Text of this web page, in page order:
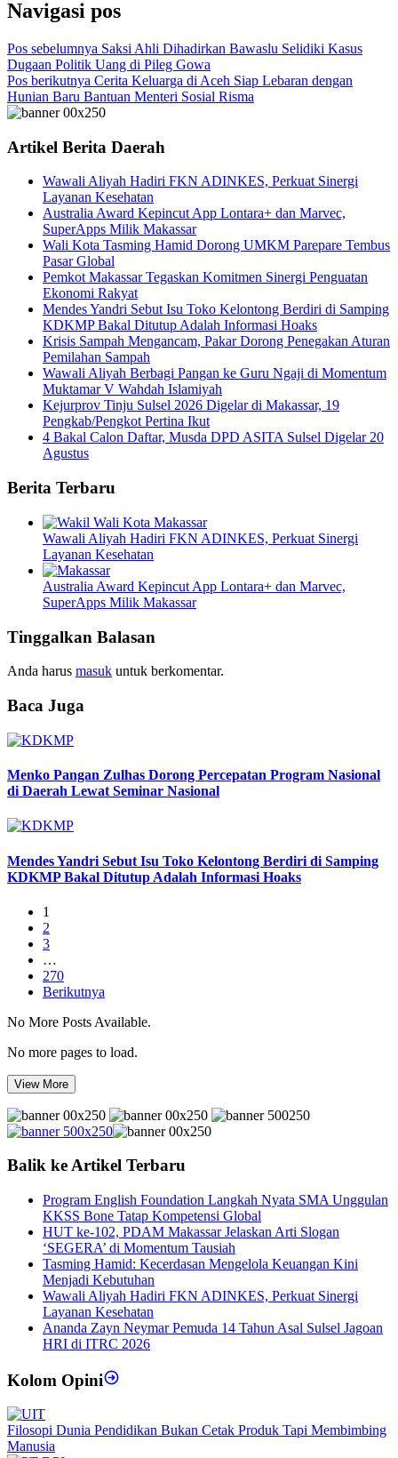
Navigasi pos
Pos sebelumnya Saksi Ahli Dihadirkan Bawaslu Selidiki Kasus
Dugaan Politik Uang di Pileg Gowa
Pos berikutnya Cerita Keluarga di Aceh Siap Lebaran dengan
Hunian Baru Bantuan Menteri Sosial Risma
Artikel Berita Daerah
Wawali Aliyah Hadiri FKN ADINKES, Perkuat Sinergi
Layanan Kesehatan
Australia Award Kepincut App Lontara+ dan Marvec,
SuperApps Milik Makassar
Wali Kota Tasming Hamid Dorong UMKM Parepare Tembus
Pasar Global
Pemkot Makassar Tegaskan Komitmen Sinergi Penguatan
Ekonomi Rakyat
Mendes Yandri Sebut Isu Toko Kelontong Berdiri di Samping
KDKMP Bakal Ditutup Adalah Informasi Hoaks
Krisis Sampah Mengancam, Pakar Dorong Penegakan Aturan
Pemilahan Sampah
Wawali Aliyah Berbagi Pangan ke Guru Ngaji di Momentum
Muktamar V Wahdah Islamiyah
Kejurprov Tinju Sulsel 2026 Digelar di Makassar, 19
Pengkab/Pengkot Pertina Ikut
4 Bakal Calon Daftar, Musda DPD ASITA Sulsel Digelar 20
Agustus
Berita Terbaru
Wawali Aliyah Hadiri FKN ADINKES, Perkuat Sinergi
Layanan Kesehatan
Australia Award Kepincut App Lontara+ dan Marvec,
SuperApps Milik Makassar
Tinggalkan Balasan
Anda harus masuk untuk berkomentar.
Baca Juga
Menko Pangan Zulhas Dorong Percepatan Program Nasional
di Daerah Lewat Seminar Nasional
Mendes Yandri Sebut Isu Toko Kelontong Berdiri di Samping
KDKMP Bakal Ditutup Adalah Informasi Hoaks
1
2
3
…
270
Berikutnya
No More Posts Available.
No more pages to load.
View More
Balik ke Artikel Terbaru
Program English Foundation Langkah Nyata SMA Unggulan
KKSS Bone Tatap Kompetensi Global
HUT ke-102, PDAM Makassar Jelaskan Arti Slogan
‘SEGERA’ di Momentum Tausiah
Tasming Hamid: Kecerdasan Mengelola Keuangan Kini
Menjadi Kebutuhan
Wawali Aliyah Hadiri FKN ADINKES, Perkuat Sinergi
Layanan Kesehatan
Ananda Zayn Neymar Pemuda 14 Tahun Asal Sulsel Jagoan
HRI di ITRC 2026
Kolom Opini
Filosopi Dunia Pendidikan Bukan Cetak Produk Tapi Membimbing
Manusia